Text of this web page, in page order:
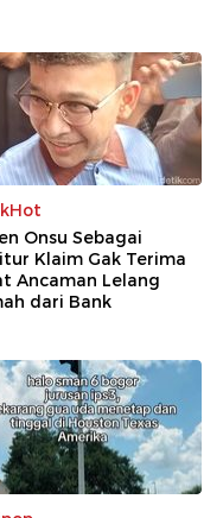
Onsu Sebagai
Klaim Gak Terima
Ancaman Lelang
dari Bank